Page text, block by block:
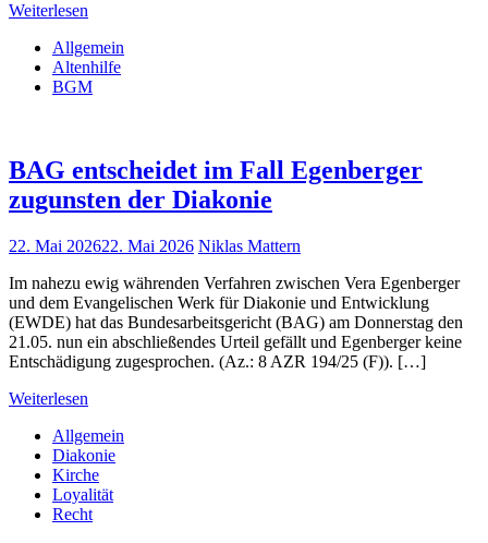
Weiterlesen
Allgemein
Altenhilfe
BGM
BAG entscheidet im Fall Egenberger
zugunsten der Diakonie
22. Mai 202622. Mai 2026 Niklas Mattern
Im nahezu ewig währenden Verfahren zwischen Vera Egenberger
und dem Evangelischen Werk für Diakonie und Entwicklung
(EWDE) hat das Bundesarbeitsgericht (BAG) am Donnerstag den
21.05. nun ein abschließendes Urteil gefällt und Egenberger keine
Entschädigung zugesprochen. (Az.: 8 AZR 194/25 (F)). […]
Weiterlesen
Allgemein
Diakonie
Kirche
Loyalität
Recht